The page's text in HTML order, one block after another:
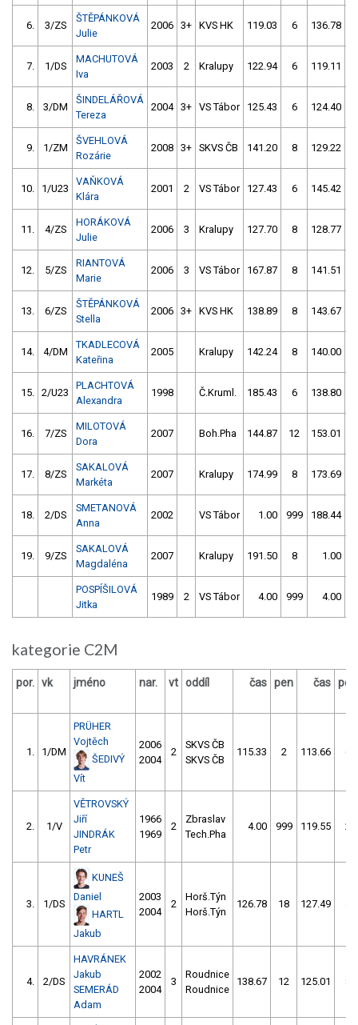
6. 3/ZS
ŠTĚPÁNKOVÁ
Julie
2006 3+ KVS HK 119.03 6 136.78
7. 1/DS
MACHUTOVÁ
Iva
2003 2 Kralupy 122.94 6 119.11
8. 3/DM
ŠINDELÁŘOVÁ
Tereza
2004 3+ VS Tábor 125.43 6 124.40
9. 1/ZM
ŠVEHLOVÁ
Rozárie
2008 3+ SKVS ČB 141.20 8 129.22
10. 1/U23
VAŇKOVÁ
Klára
2001 2 VS Tábor 127.43 6 145.42
11. 4/ZS
HORÁKOVÁ
Julie
2006 3 Kralupy 127.70 8 128.77
12. 5/ZS
RIANTOVÁ
Marie
2006 3 VS Tábor 167.87 8 141.51
13. 6/ZS
ŠTĚPÁNKOVÁ
Stella
2006 3+ KVS HK 138.89 8 143.67
14. 4/DM
TKADLECOVÁ
Kateřina
2005 Kralupy 142.24 8 140.00
15. 2/U23
PLACHTOVÁ
Alexandra
1998 Č.Kruml. 185.43 6 138.80
16. 7/ZS
MILOTOVÁ
Dora
2007 Boh.Pha 144.87 12 153.01
17. 8/ZS
SAKALOVÁ
Markéta
2007 Kralupy 174.99 8 173.69
18. 2/DS
SMETANOVÁ
Anna
2002 VS Tábor 1.00 999 188.44
19. 9/ZS
SAKALOVÁ
Magdaléna
2007 Kralupy 191.50 8 1.00
POSPÍŠILOVÁ
Jitka
1989 2 VS Tábor 4.00 999 4.00
kategorie C2M
por. vk jméno nar. vt oddíl čas pen čas pen
1. 1/DM
PRÜHER
Vojtěch
ŠEDIVÝ
Vít
2006
2004
2
SKVS ČB
SKVS ČB
115.33 2 113.66 6
2. 1/V
VĚTROVSKÝ
Jiří
JINDRÁK
Petr
1966
1969
2
Zbraslav
Tech.Pha
4.00 999 119.55 2
3. 1/DS
KUNEŠ
Daniel
HARTL
Jakub
2003
2004
2
Horš.Týn
Horš.Týn
126.78 18 127.49 4
4. 2/DS
HAVRÁNEK
Jakub
SEMERÁD
Adam
2002
2004
3
Roudnice
Roudnice
138.67 12 125.01 8